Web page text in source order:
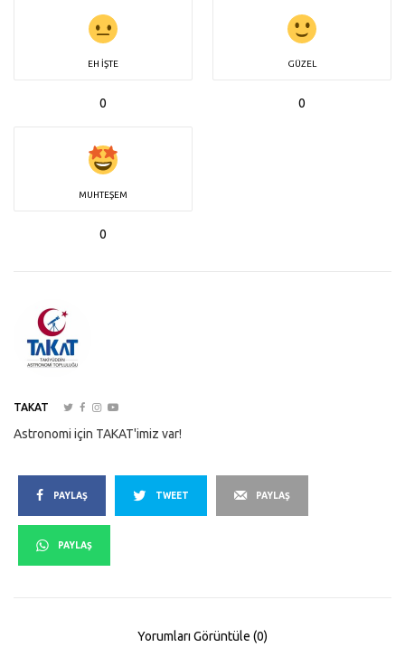
EH İŞTE
0
GÜZEL
0
MUHTEŞEM
0
TAKAT
Astronomi için TAKAT'imiz var!
PAYLAŞ TWEET PAYLAŞ
PAYLAŞ
Yorumları Görüntüle (0)